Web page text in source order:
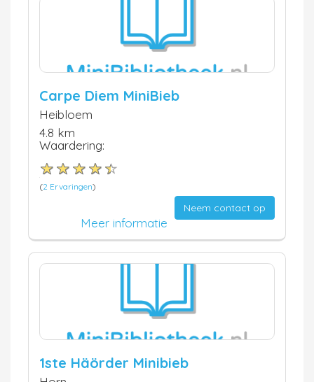
Carpe Diem MiniBieb
Heibloem
4.8 km
Waardering:
(2 Ervaringen)
Neem contact op
Meer informatie
1ste Häörder Minibieb